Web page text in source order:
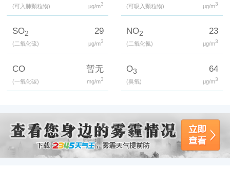
(可入肺颗粒物) μg/m3 (可吸入颗粒物) μg/m3
SO2
(二氧化硫)
29
μg/m3
NO2
(二氧化氮)
23
μg/m3
CO
(一氧化碳)
暂无
mg/m3
O3
(臭氧)
64
μg/m3